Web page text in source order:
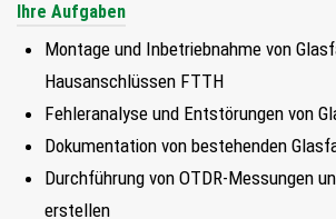
FIND MY JOB
JETZT BEWERBEN
Ihre Aufgaben
Montage und Inbetriebnahme von
Hausanschlüssen FTTH
Fehleranalyse und Entstörungen von
Dokumentation von bestehenden
Durchführung von OTDR-Messungen
erstellen